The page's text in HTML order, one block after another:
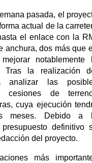
pasada, el
actual de la
el enlace con la
anchura, dos más que
notablemente
Tras la realización
analizar las
cesiones de
cuya ejecución
meses. Debido a
definitivo
del proyecto.
más